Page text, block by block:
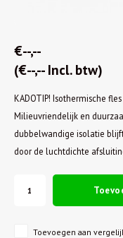
€--,--
(€--,-- Incl. btw)
KADOTIP! Isothermische
Milieuvriendelijk en
dubbelwandige isolatie
door de luchtdichte
Toevoegen aan